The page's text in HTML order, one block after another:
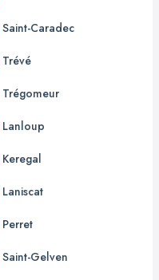
Saint-Caradec
Trévé
Trégomeur
Lanloup
Keregal
Laniscat
Perret
Saint-Gelven